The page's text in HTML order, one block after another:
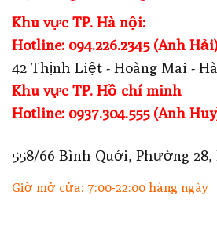
Khu vực TP. Hà nội:
Hotline: 094.226.2345 (Anh
42 Thịnh Liệt - Hoàng Mai -
Khu vực TP. Hồ chí minh
Hotline: 0937.304.555 (Anh
558/66 Bình Quới, Phường
Giờ mở cửa: 7:00-22:00 hàng ngày